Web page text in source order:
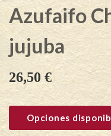
Azufaifo
jujuba
26,50€
Opciones